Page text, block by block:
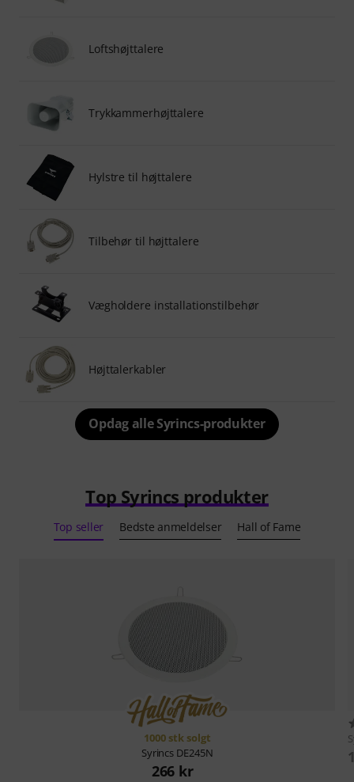
Loftshøjttalere
Trykkammerhøjttalere
Hylstre til højttalere
Tilbehør til højttalere
Vægholdere installationstilbehør
Højttalerkabler
Opdag alle Syrincs-produkter
Top Syrincs produkter
Top seller Bedste anmeldelser Hall of Fame
1000 stk solgt
Syrincs DE245N
266 kr